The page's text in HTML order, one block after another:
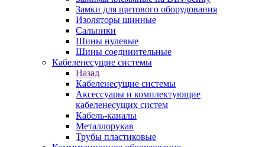
Замки для щитового оборудования
Изоляторы шинные
Сальники
Шины нулевые
Шины соединительные
Кабеленесущие системы
Назад
Кабеленесущие системы
Аксессуары и комплектующие
кабеленесущих систем
Кабель-каналы
Металлорукав
Трубы пластиковые